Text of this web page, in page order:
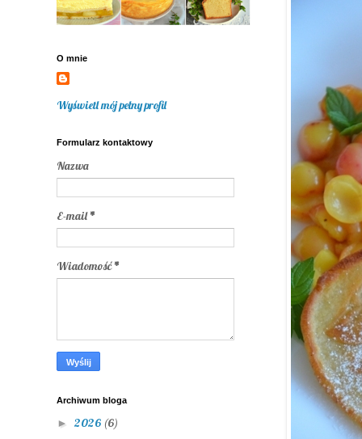
O mnie
Wyświetl mój pełny profil
Formularz kontaktowy
Nazwa
E-mail*
Wiadomość*
Archiwum bloga
► 2026 (6)